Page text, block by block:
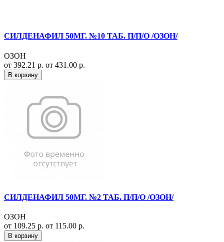
СИЛДЕНАФИЛ 50МГ. №10 ТАБ. П/П/О /ОЗОН/
ОЗОН
от 392.21 р. от 431.00 р.
В корзину
СИЛДЕНАФИЛ 50МГ. №2 ТАБ. П/П/О /ОЗОН/
ОЗОН
от 109.25 р. от 115.00 р.
В корзину